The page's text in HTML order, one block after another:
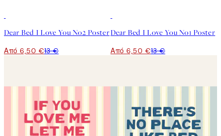
Dear Bed I Love You No2 Poster
Από 6,50 €13 €
Dear Bed I Love You No1 Poster
Από 6,50 €13 €